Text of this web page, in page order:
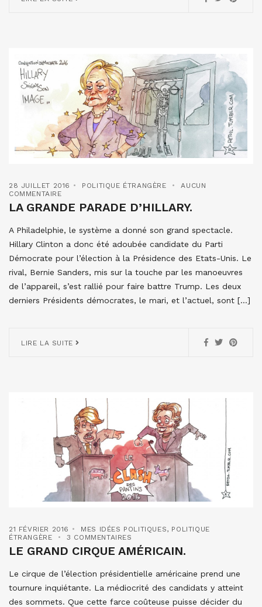
28 JUILLET 2016 POLITIQUE ÉTRANGÈRE
AUCUN
COMMENTAIRE
LA GRANDE PARADE D’HILLARY.
A Philadelphie, le système a donné son grand spectacle.
Hillary Clinton a donc été adoubée candidate du Parti
Démocrate pour l’élection à la Présidence des Etats-Unis. Le
rival, Bernie Sanders, mis sur la touche par les manoeuvres
de l’appareil, s’est rallié pour faire battre Trump. Les deux
derniers Présidents démocrates, le mari, et l’actuel, sont […]
LIRE LA SUITE
21 FÉVRIER 2016 MES IDÉES POLITIQUES, POLITIQUE
ÉTRANGÈRE
3 COMMENTAIRES
LE GRAND CIRQUE AMÉRICAIN.
Le cirque de l’élection présidentielle américaine prend une
tournure inquiétante. La médiocrité des candidats y atteint
des sommets. Que cette farce coûteuse puisse décider du